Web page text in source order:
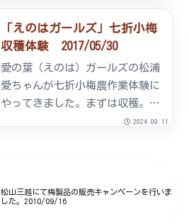
梅もきれいに咲き誇っています。
１１：００からイベント広場にて
『梅の種とばし大会』がありまし
た。こどもの部、女性の部、
男...
「えのはガールズ」七折小梅
収穫体験 2017/05/30
愛の葉（えのは）ガールズの松浦
愛ちゃんが七折小梅農作業体験に
やってきました。まずは収穫。梅
の実をひとつひとつ摘み取りま
ンボール箱に詰めました。
2024.09.11
松山三越にて梅製品の販売キャンペーンを行いま
した。2010/09/16